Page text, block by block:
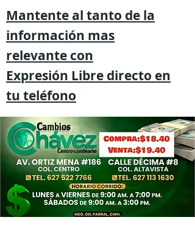
Mantente al tanto de la
información mas
relevante con
Expresión Libre directo en
tu teléfono